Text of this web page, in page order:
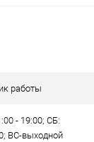
работы
- 19:00; СБ:
ВС-выходной